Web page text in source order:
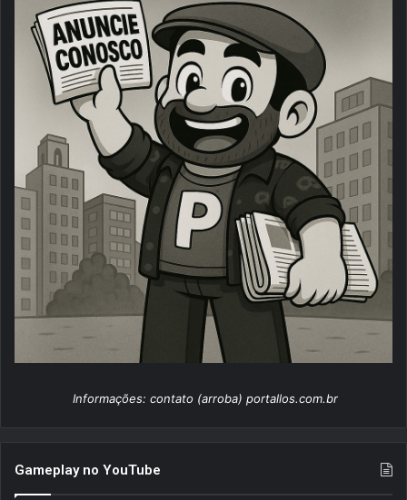
Informações: contato (arroba) portallos.com.br
Gameplay no YouTube